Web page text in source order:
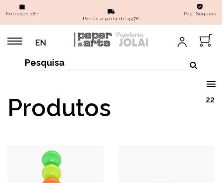
Entregas 48h
Portes a partir de 3,97€
Pag. Seguros
EN
Produtos 22